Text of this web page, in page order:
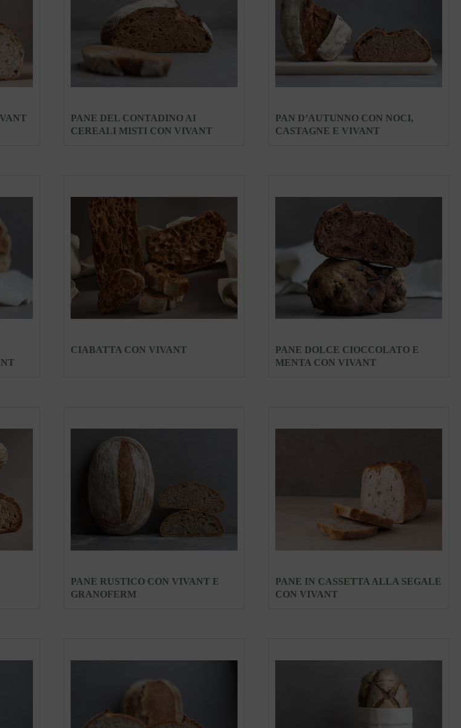
PANE DEL CONTADINO AI
CEREALI MISTI CON VIVANT
PAN D’AUTUNNO CON NOCI,
CASTAGNE E VIVANT
CIABATTA CON VIVANT
PANE DOLCE CIOCCOLATO E
MENTA CON VIVANT
PANE RUSTICO CON VIVANT E
GRANOFERM
PANE IN CASSETTA ALLA SEGALE
CON VIVANT